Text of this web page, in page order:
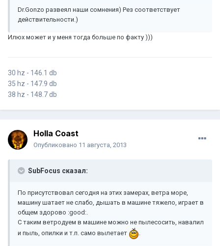
Dr.Gonzo развеял наши сомнения) Рез соответствует
действительности.)
Илюх может и у меня тогда больше по факту )))
30 hz - 146.1 db
35 hz - 147.9 db
38 hz - 148.7 db
Holla Coast
Опубликовано 11 августа, 2013
SubFocus сказал:
По присутствовал сегодня на этих замерах, ветра море,
машину шатает не слабо, дышать в машине тяжело, играет в
общем здорово :good:.
С таким ветродуем в машине можно не пылесосить, навалил
и пыль, опилки и т.п. само вылетает
.